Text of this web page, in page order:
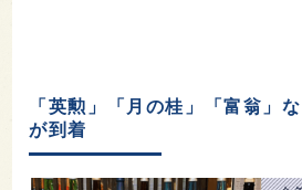
「英勲」「月の桂」「富翁」
が到着